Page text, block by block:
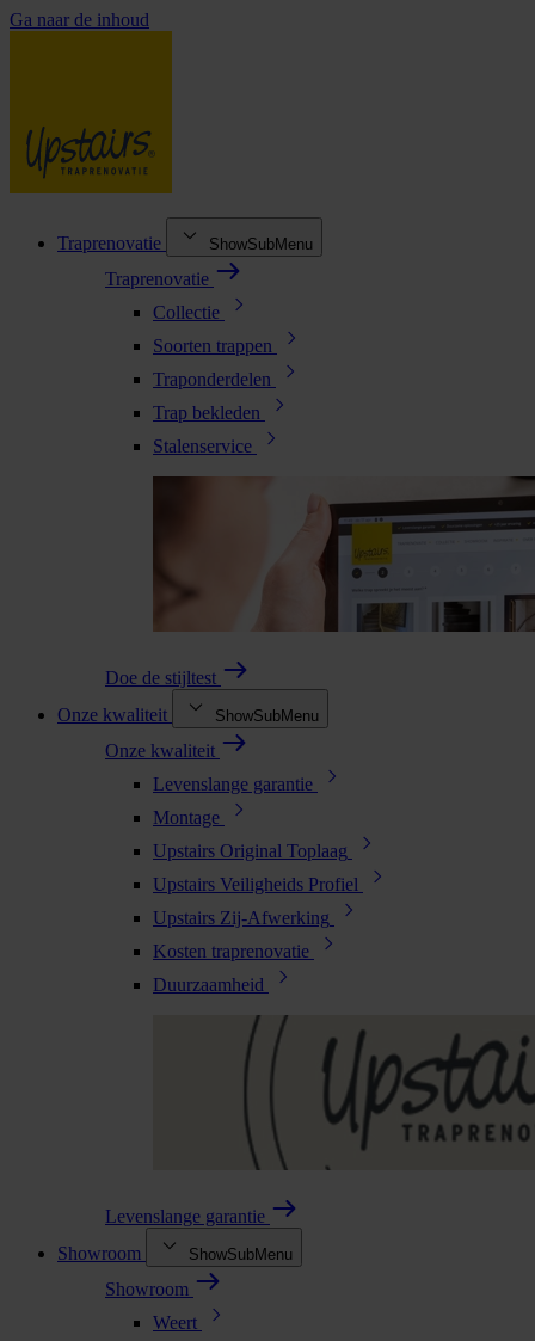
Ga naar de inhoud
Traprenovatie ShowSubMenu
Traprenovatie
Collectie
Soorten trappen
Traponderdelen
Trap bekleden
Stalenservice
Doe de stijltest
Onze kwaliteit
ShowSubMenu
Onze kwaliteit
Levenslange garantie
Montage
Upstairs Original Toplaag
Upstairs Veiligheids Profiel
Upstairs Zij-Afwerking
Kosten traprenovatie
Duurzaamheid
Levenslange garantie
Showroom
ShowSubMenu
Showroom
Weert